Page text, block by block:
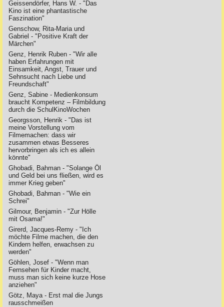
Geissendörfer, Hans W. - "Das
Kino ist eine phantastische
Faszination"
Genschow, Rita-Maria und
Gabriel - "Positive Kraft der
Märchen"
Genz, Henrik Ruben - "Wir alle
haben Erfahrungen mit
Einsamkeit, Angst, Trauer und
Sehnsucht nach Liebe und
Freundschaft"
Genz, Sabine - Medienkonsum
braucht Kompetenz – Filmbildung
durch die SchulKinoWochen
Georgsson, Henrik - "Das ist
meine Vorstellung vom
Filmemachen: dass wir
zusammen etwas Besseres
hervorbringen als ich es allein
könnte"
Ghobadi, Bahman - "Solange Öl
und Geld bei uns fließen, wird es
immer Krieg geben"
Ghobadi, Bahman - "Wie ein
Schrei"
Gilmour, Benjamin - "Zur Hölle
mit Osama!"
Girerd, Jacques-Remy - "Ich
möchte Filme machen, die den
Kindern helfen, erwachsen zu
werden"
Göhlen, Josef - "Wenn man
Fernsehen für Kinder macht,
muss man sich keine kurze Hose
anziehen"
Götz, Maya - Erst mal die Jungs
rausschmeißen